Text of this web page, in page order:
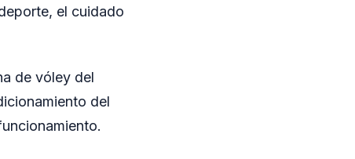
el cuidado
de vóley del
del